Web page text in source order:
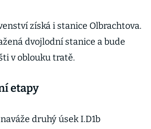
získá i stanice Olbrachtova.
dvojlodní stanice a bude
v oblouku tratě.
etapy
druhý úsek I.D1b